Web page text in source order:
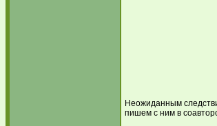
Неожиданным
пишем с ним в